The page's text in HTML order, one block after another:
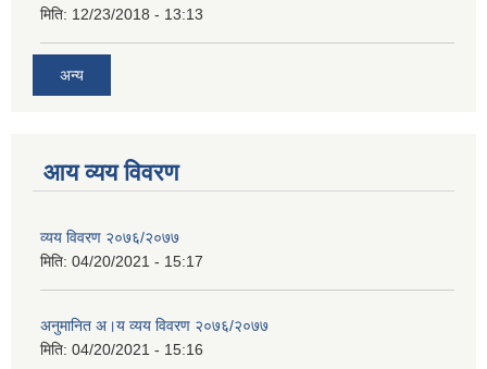
मिति: 12/23/2018 - 13:13
अन्य
आय व्यय विवरण
व्यय विवरण २०७६/२०७७
मिति: 04/20/2021 - 15:17
अनुमानित अ।य व्यय विवरण २०७६/२०७७
मिति: 04/20/2021 - 15:16